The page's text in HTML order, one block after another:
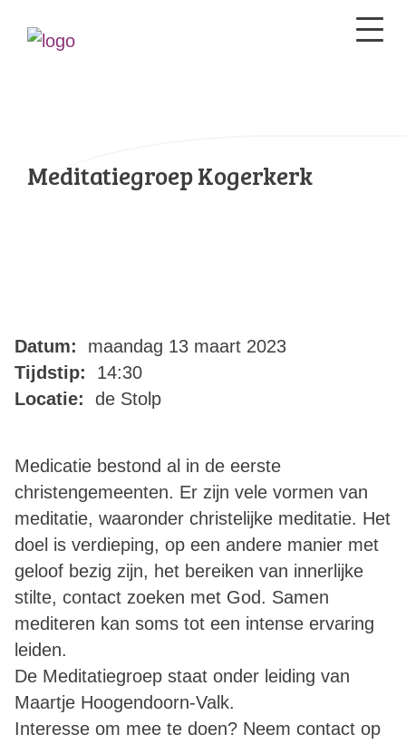
Meditatiegroep Kogerkerk
Datum:
maandag 13 maart 2023
Tijdstip:
14:30
Locatie:
de Stolp
Medicatie bestond al in de eerste
christengemeenten. Er zijn vele vormen van
meditatie, waaronder christelijke meditatie. Het
doel is verdieping, op een andere manier met
geloof bezig zijn, het bereiken van innerlijke
stilte, contact zoeken met God. Samen
mediteren kan soms tot een intense ervaring
leiden.
De Meditatiegroep staat onder leiding van
Maartje Hoogendoorn-Valk.
Interesse om mee te doen? Neem contact op